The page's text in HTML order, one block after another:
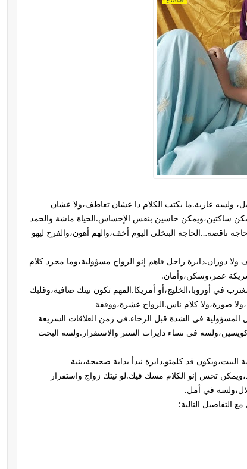
دارفور في بليل، ولسه عازبة.ما بكتب الكلام دا عشان تعاطف،ولا عشان
ساكتين،ويمكن حاسين بنفس الإحساس.الحياة ماشة والحمد
ناقصة…الحاجة البتخلي اليوم أخف،والهم أهون،والفرح ليهو
دوران.دايرة راجل فاهم إنو الزواج مسؤولية،وما مجرد كلام
عمر،وسكن،وأمان.
في أوروبا،الخليج،أو أمريكا.المهم تكون نيتك صافية،وقلبك
صورة،ولا كلام ناس.الزواج عشرة،ووقفة
المسؤولية في الشدة قبل الرخاء.في زمن العلاقات السريعة
في نساء دايرات الستر والاستقرار.ولسه البحث
قد كلمتو.دايرة نبدأ بداية صحيحة،بنية
تحس إنو الكلام مسك فيك.لو نيتك زواج واستقرار
في أمل.
التالية: